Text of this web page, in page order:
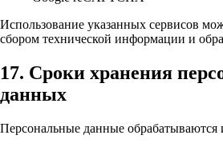
Использование указанных сервисов
сбором технической информации и
17. Сроки хранения
данных
Персональные данные обрабатываются